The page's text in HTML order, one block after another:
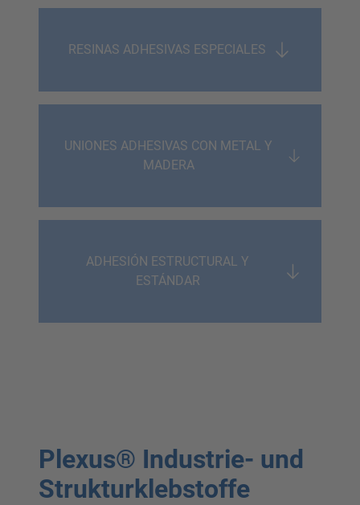
RESINAS ADHESIVAS ESPECIALES
UNIONES ADHESIVAS CON METAL Y
MADERA
ADHESIÓN ESTRUCTURAL Y
ESTÁNDAR
Plexus® Industrie- und
Strukturklebstoffe